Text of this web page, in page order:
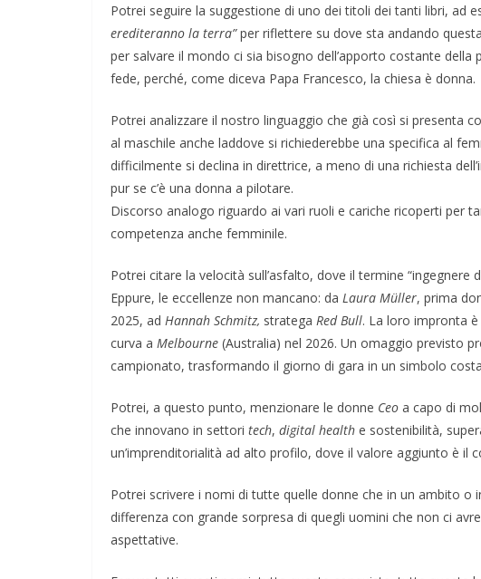
Potrei seguire la suggestione di uno dei titoli dei tanti libri, ad
erediteranno la terra”per riflettere su dove sta andando
per salvare il mondo ci sia bisogno dell’apporto costante
fede, perché, come diceva Papa Francesco, la chiesa è donna.
Potrei analizzare il nostro linguaggio che già così si presenta
al maschile anche laddove si richiederebbe una specifica al
difficilmente si declina in direttrice, a meno di una richiesta
pur se c’è una donna a pilotare.
Discorso analogo riguardo ai vari ruoli e cariche ricoperti per
competenza anche femminile.
Potrei citare la velocità sull’asfalto, dove il termine “ingegnere
Eppure, le eccellenze non mancano: da Laura Müller, prima
2025, ad Hannah Schmitz, stratega Red Bull. La loro impronta
curva a Melbourne (Australia) nel 2026. Un omaggio previsto
campionato, trasformando il giorno di gara in un simbolo
Potrei, a questo punto, menzionare le donne Ceo a capo di
che innovano in settori tech, digital health e sostenibilità,
un’imprenditorialità ad alto profilo, dove il valore aggiunto è il
Potrei scrivere i nomi di tutte quelle donne che in un ambito
differenza con grande sorpresa di quegli uomini che non ci
aspettative.
Napoli: una città indifferente che vive nella
straordinarietà